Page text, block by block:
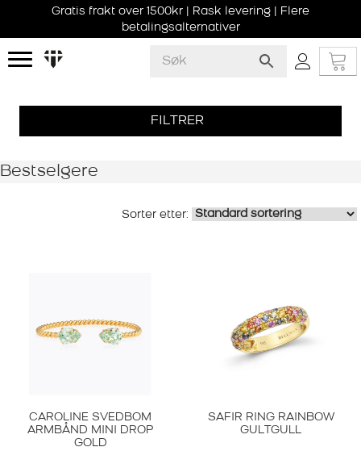
Gratis frakt over 1500kr | Rask levering | Flere
betalingsalternativer
FILTRER
Bestselgere
CAROLINE SVEDBOM
ARMBÅND MINI DROP
GOLD
SAFIR RING RAINBOW
GULTGULL